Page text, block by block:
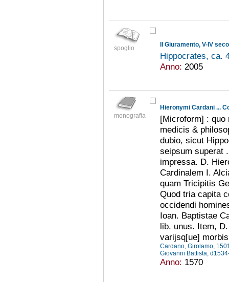
spoglio Il Giuramento, V-IV
Hippocrates, ca.
Anno: 2005
monografia
[Microform] : quo
medicis &
dubio, sicut
seipsum superat
impressa. D.
Cardinalem I.
quam Tricipitis
Quod tria capita
occidendi
Ioan. Baptistae
lib. unus. Item,
varijsq[ue]
Cardano, Girolamo,
Giovanni Battista,
Anno: 1570